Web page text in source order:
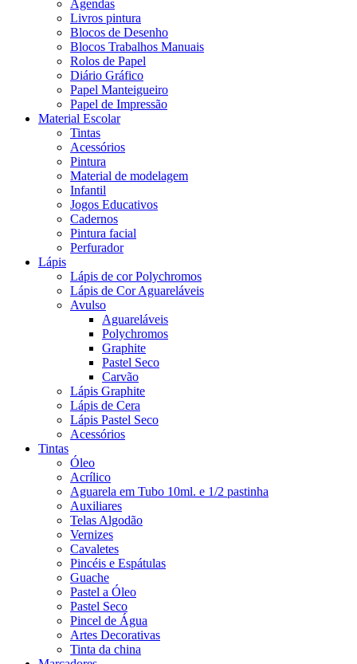
Agendas
Livros pintura
Blocos de Desenho
Blocos Trabalhos Manuais
Rolos de Papel
Diário Gráfico
Papel Manteigueiro
Papel de Impressão
Material Escolar
Tintas
Acessórios
Pintura
Material de modelagem
Infantil
Jogos Educativos
Cadernos
Pintura facial
Perfurador
Lápis
Lápis de cor Polychromos
Lápis de Cor Aguareláveis
Avulso
Aguareláveis
Polychromos
Graphite
Pastel Seco
Carvão
Lápis Graphite
Lápis de Cera
Lápis Pastel Seco
Acessórios
Tintas
Óleo
Acrílico
Aguarela em Tubo 10ml. e 1/2 pastinha
Auxiliares
Telas Algodão
Vernizes
Cavaletes
Pincéis e Espátulas
Guache
Pastel a Óleo
Pastel Seco
Pincel de Água
Artes Decorativas
Tinta da china